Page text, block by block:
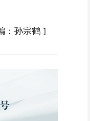
：孙宗鹤]